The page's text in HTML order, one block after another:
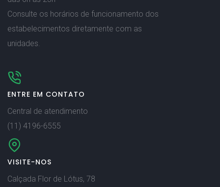
Consulte os horários de funcionamento dos
estabelecimentos diretamente com as
unidades.
ENTRE EM CONTATO
Central de atendimento
(11) 4196-6555
VISITE-NOS
Calçada Flor de Lótus, 78